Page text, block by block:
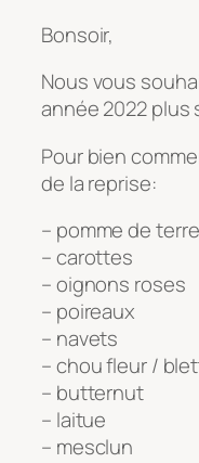
Bonsoir,
Nous vous
année 2022 plus
Pour bien
de la reprise:
– pomme de
– carottes
– oignons roses
– poireaux
– navets
– chou fleur /
– butternut
– laitue
– mesclun